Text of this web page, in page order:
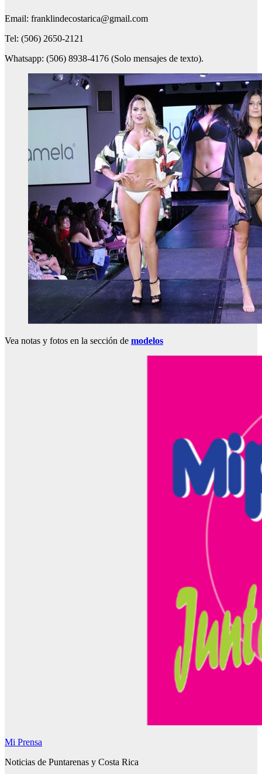
Email: franklindecostarica@gmail.com
Tel: (506) 2650-2121
Whatsapp: (506) 8938-4176 (Solo mensajes de texto).
Vea notas y fotos en la sección de modelos
Mi Prensa
Noticias de Puntarenas y Costa Rica